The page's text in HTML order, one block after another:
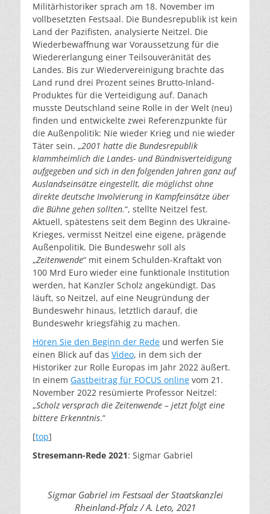
Militärhistoriker sprach am 18. November im
vollbesetzten Festsaal. Die Bundesrepublik ist kein
Land der Pazifisten, analysierte Neitzel. Die
Wiederbewaffnung war Voraussetzung für die
Wiedererlangung einer Teilsouveränität des
Landes. Bis zur Wiedervereinigung brachte das
Land rund drei Prozent seines Brutto-Inland-
Produktes für die Verteidigung auf. Danach
musste Deutschland seine Rolle in der Welt (neu)
finden und entwickelte zwei Referenzpunkte für
die Außenpolitik: Nie wieder Krieg und nie wieder
Täter sein. „2001 hatte die Bundesrepublik
klammheimlich die Landes- und Bündnisverteidigung
aufgegeben und sich in den folgenden Jahren ganz auf
Auslandseinsätze eingestellt, die möglichst ohne
direkte deutsche Involvierung in Kampfeinsätze über
die Bühne gehen sollten.“, stellte Neitzel fest.
Aktuell, spätestens seit dem Beginn des Ukraine-
Krieges, vermisst Neitzel eine eigene, prägende
Außenpolitik. Die Bundeswehr soll als
„Zeitenwende“ mit einem Schulden-Kraftakt von
100 Mrd Euro wieder eine funktionale Institution
werden, hat Kanzler Scholz angekündigt. Das
läuft, so Neitzel, auf eine Neugründung der
Bundeswehr hinaus, letztlich darauf, die
Bundeswehr kriegsfähig zu machen.
Hören Sie den Beginn der Rede und werfen Sie
einen Blick auf das Video, in dem sich der
Historiker zur Rolle Europas im Jahr 2022 äußert.
In einem Gastbeitrag für FOCUS online vom 21.
November 2022 resümierte Professor Neitzel:
„Scholz versprach die Zeitenwende – jetzt folgt eine
bittere Erkenntnis.“
[top]
Stresemann-Rede 2021: Sigmar Gabriel
Sigmar Gabriel im Festsaal der Staatskanzlei
Rheinland-Pfalz / A. Leto, 2021